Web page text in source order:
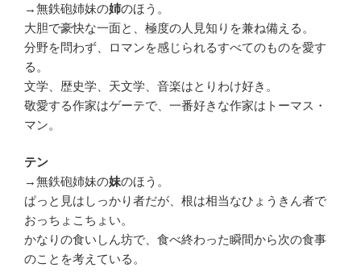
→無鉄砲姉妹の姉のほう。
大胆で豪快な一面と、極度の人見知りを兼ね備える。
分野を問わず、ロマンを感じられるすべてのものを愛す
る。
文学、歴史学、天文学、音楽はとりわけ好き。
敬愛する作家はゲーテで、一番好きな作家はトーマス・
マン。
テン
→無鉄砲姉妹の妹のほう。
ぱっと見はしっかり者だが、根は相当なひょうきん者で
おっちょこちょい。
かなりの食いしん坊で、食べ終わった瞬間から次の食事
のことを考えている。